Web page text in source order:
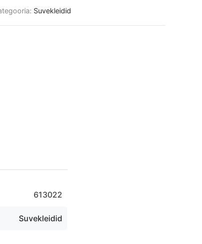
Suvekleidid
613022
Suvekleidid